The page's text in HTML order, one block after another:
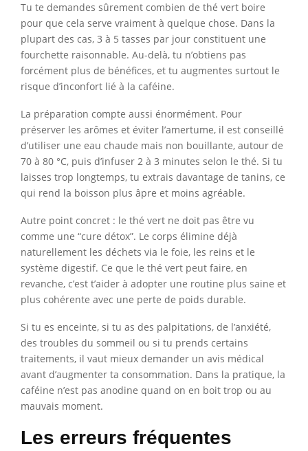
Tu te demandes sûrement combien de thé vert boire
pour que cela serve vraiment à quelque chose. Dans la
plupart des cas, 3 à 5 tasses par jour constituent une
fourchette raisonnable. Au-delà, tu n’obtiens pas
forcément plus de bénéfices, et tu augmentes surtout le
risque d’inconfort lié à la caféine.
La préparation compte aussi énormément. Pour
préserver les arômes et éviter l’amertume, il est conseillé
d’utiliser une eau chaude mais non bouillante, autour de
70 à 80 °C, puis d’infuser 2 à 3 minutes selon le thé. Si tu
laisses trop longtemps, tu extrais davantage de tanins, ce
qui rend la boisson plus âpre et moins agréable.
Autre point concret : le thé vert ne doit pas être vu
comme une “cure détox”. Le corps élimine déjà
naturellement les déchets via le foie, les reins et le
système digestif. Ce que le thé vert peut faire, en
revanche, c’est t’aider à adopter une routine plus saine et
plus cohérente avec une perte de poids durable.
Si tu es enceinte, si tu as des palpitations, de l’anxiété,
des troubles du sommeil ou si tu prends certains
traitements, il vaut mieux demander un avis médical
avant d’augmenter ta consommation. Dans la pratique, la
caféine n’est pas anodine quand on en boit trop ou au
mauvais moment.
Les erreurs fréquentes